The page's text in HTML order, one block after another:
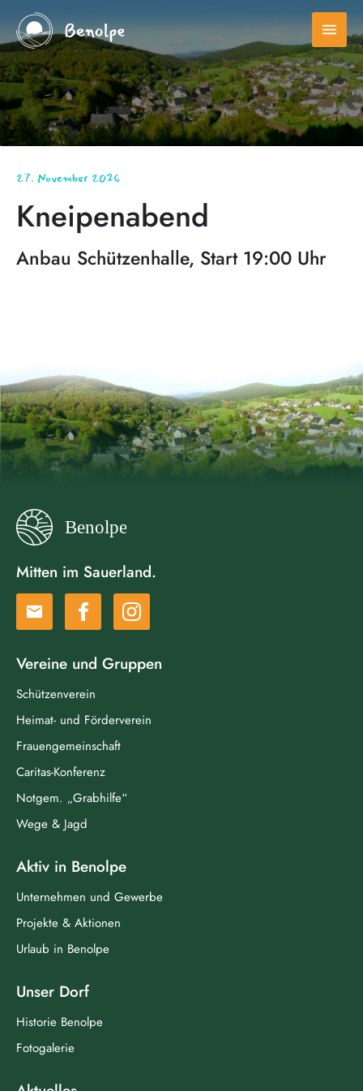
menu
27. November 2026
Kneipenabend
Anbau Schützenhalle, Start 19:00 Uhr
Mitten im Sauerland.
email
Vereine und Gruppen
Schützenverein
Heimat- und Förderverein
Frauengemeinschaft
Caritas-Konferenz
Notgem. „Grabhilfe“
Wege & Jagd
Aktiv in Benolpe
Unternehmen und Gewerbe
Projekte & Aktionen
Urlaub in Benolpe
Unser Dorf
Historie Benolpe
Fotogalerie